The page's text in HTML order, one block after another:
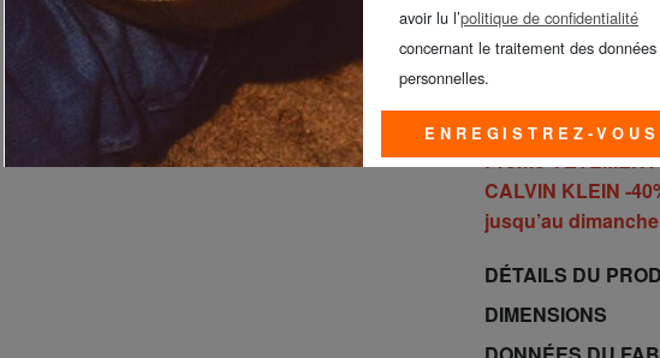
Promo
CALVIN KLEIN -
jusqu’au
DÉTAILS DU
DIMENSIONS
avoir lu l’politique de confidentialité
concernant le traitement des données
personnelles.
ENREGISTREZ-VOUS